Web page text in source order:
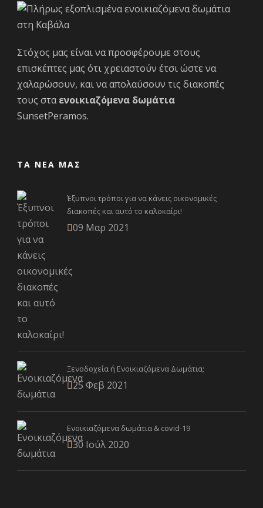
Στόχος μας είναι να προσφέρουμε στους
επισκέπτες μας ότι χρειαστούν έτσι ώστε να
χαλαρώσουν, και να απολαύσουν τις διακοπές
τους σταενοικιαζόμενα δωμάτια
SunsetPeramos.
ΤΑ ΝΕΑ ΜΑΣ
Έξυπνοι τρόποι για να κάνεις οικονομικές
διακοπές και αυτό το καλοκαίρι!
09 Μαρ 2021
Ξενοδοχεία ή Ενοικιαζόμενα Δωμάτια;
25 Φεβ 2021
Ενοικιαζόμενα δωμάτια & covid-19
30 Ιούλ 2020